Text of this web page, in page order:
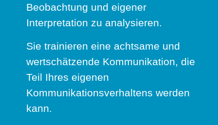
Beobachtung und eigener
Interpretation zu analysieren.
Sie trainieren eine achtsame und
wertschätzende Kommunikation, die
Teil Ihres eigenen
Kommunikationsverhaltens werden
kann.